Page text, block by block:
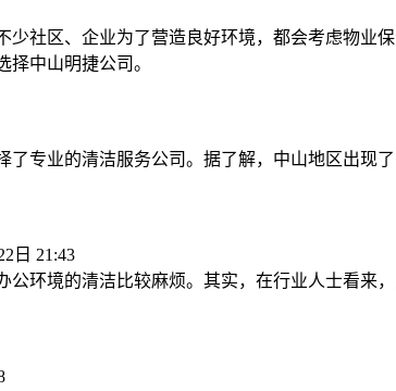
社区、企业为了营造良好环境，都会考虑物业
择中山明捷公司。
专业的清洁服务公司。据了解，中山地区出现
日 21:43
环境的清洁比较麻烦。其实，在行业人士看来